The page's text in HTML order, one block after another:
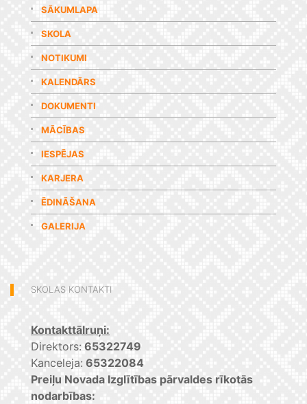
SĀKUMLAPA
SKOLA
NOTIKUMI
KALENDĀRS
DOKUMENTI
MĀCĪBAS
IESPĒJAS
KARJERA
ĒDINĀŠANA
GALERIJA
SKOLAS KONTAKTI
Kontakttālruņi:
Direktors: 65322749
Kanceleja: 65322084
Preiļu Novada Izglītības pārvaldes rīkotās
nodarbības: